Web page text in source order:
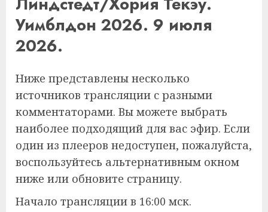
Уимблдон 2026. 9 июля
2026.
Ниже представлены несколько
источников трансляции с разными
комментаторами. Вы можете выбрать
наиболее подходящий для вас эфир. Если
один из плееров недоступен, пожалуйста,
воспользуйтесь альтернативным окном
ниже или обновите страницу.
Начало трансляции в 16:00 мск.